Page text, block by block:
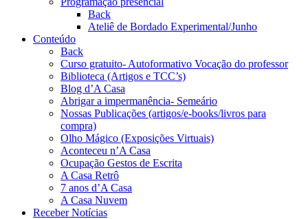
Back
Ateliê de Bordado Experimental/Junho
Conteúdo
Back
Curso gratuito- Autoformativo Vocação do professor
Biblioteca (Artigos e TCC’s)
Blog d’A Casa
Abrigar a impermanência- Semeário
Nossas Publicações (artigos/e-books/livros para
compra)
Olho Mágico (Exposições Virtuais)
Aconteceu n’A Casa
Ocupação Gestos de Escrita
A Casa Retrô
7 anos d’A Casa
A Casa Nuvem
Receber Notícias